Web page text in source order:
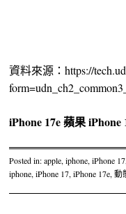
資料來源：https://
iPhone 17e蘋果iPhone
Posted in:apple,iphone,iPhone 17
iphone,iPhone 17,iPhone 17e,動